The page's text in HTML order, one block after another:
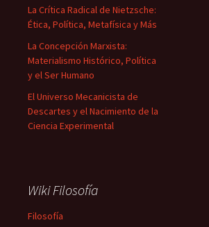
La Crítica Radical de Nietzsche:
Ética, Política, Metafísica y Más
La Concepción Marxista:
Materialismo Histórico, Política
y el Ser Humano
El Universo Mecanicista de
Descartes y el Nacimiento de la
Ciencia Experimental
Wiki Filosofía
Filosofía